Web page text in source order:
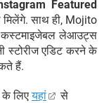
Featured
साथ ही, Mojito
कस्टमाइजेबल लेआउट्स
स्टोरीज एडिट करने के
हैं.
लिएयहां
से